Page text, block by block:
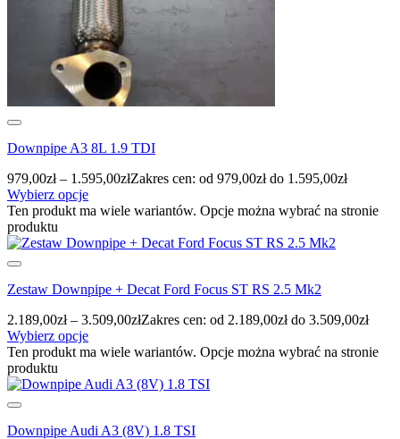
Downpipe A3 8L 1.9 TDI
979,00zł – 1.595,00złZakres cen: od 979,00zł do 1.595,00zł
Wybierz opcje
Ten produkt ma wiele wariantów. Opcje można wybrać na stronie
produktu
Zestaw Downpipe + Decat Ford Focus ST RS 2.5 Mk2
2.189,00zł – 3.509,00złZakres cen: od 2.189,00zł do 3.509,00zł
Wybierz opcje
Ten produkt ma wiele wariantów. Opcje można wybrać na stronie
produktu
Downpipe Audi A3 (8V) 1.8 TSI